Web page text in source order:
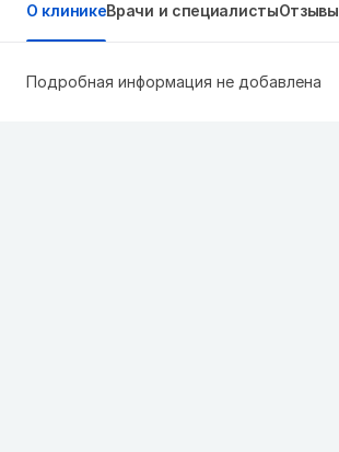
О клиникеВрачи и специалистыОтзывы
Подробная информация не добавлена